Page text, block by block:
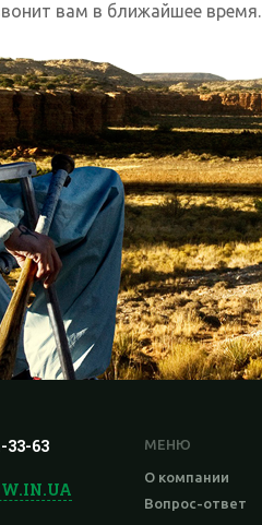
вам в ближайшее время.
33-63 МЕНЮ
О компании
Вопрос-ответ